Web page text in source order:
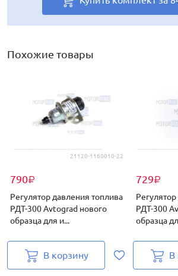
Похожие товары
21120-1160010-22
790₽
Регулятор давления топлива
РДТ-300 Avtograd нового
образца для и...
В корзину
729₽
РДТ-300
образца
В